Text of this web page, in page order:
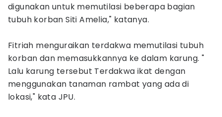
digunakan untuk memutilasi beberapa bagian
tubuh korban Siti Amelia," katanya.
Fitriah menguraikan terdakwa memutilasi tubuh
korban dan memasukkannya ke dalam karung. "
Lalu karung tersebut Terdakwa ikat dengan
menggunakan tanaman rambat yang ada di
lokasi," kata JPU.